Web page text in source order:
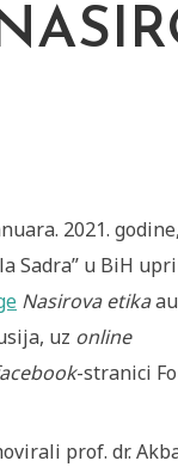
2021.
Sadra” u BiH
Nasirova etika
uz online
-stranici
prof. dr.